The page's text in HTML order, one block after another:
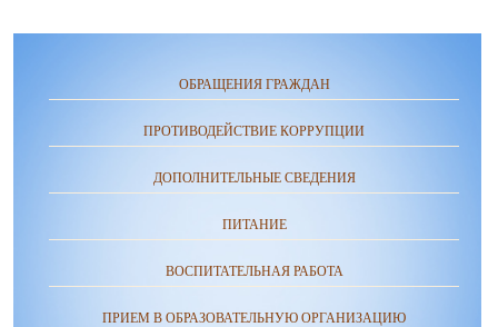
ОБРАЩЕНИЯ ГРАЖДАН
ПРОТИВОДЕЙСТВИЕ КОРРУПЦИИ
ДОПОЛНИТЕЛЬНЫЕ СВЕДЕНИЯ
ПИТАНИЕ
ВОСПИТАТЕЛЬНАЯ РАБОТА
ПРИЕМ В ОБРАЗОВАТЕЛЬНУЮ ОРГАНИЗАЦИЮ